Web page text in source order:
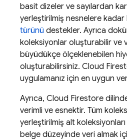
basit dizeler ve sayılardan
yerleştirilmiş nesnelere kadar
türünü destekler. Ayrıca
koleksiyonlar oluşturabilir ve
büyüdükçe ölçeklenebilen
oluşturabilirsiniz. Cloud
uygulamanız için en uygun
Ayrıca, Cloud Firestore
verimli ve esnektir. Tüm
yerleştirilmiş alt
belge düzeyinde veri almak